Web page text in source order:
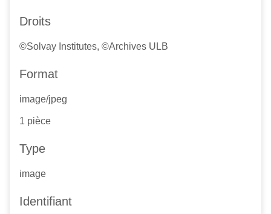
Droits
©Solvay Institutes, ©Archives ULB
Format
image/jpeg
1 pièce
Type
image
Identifiant